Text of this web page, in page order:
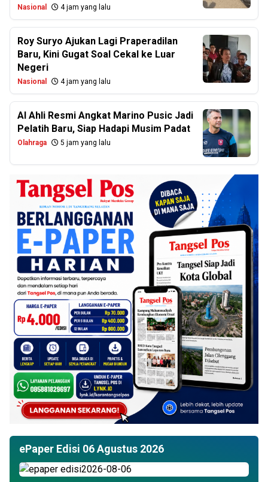
Nasional 4 jam yang lalu
Roy Suryo Ajukan Lagi Praperadilan
Baru, Kini Gugat Soal Cekal ke Luar
Negeri
Nasional 4 jam yang lalu
Al Ahli Resmi Angkat Marino Pusic Jadi
Pelatih Baru, Siap Hadapi Musim Padat
Olahraga 5 jam yang lalu
ePaper Edisi 06 Agustus 2026